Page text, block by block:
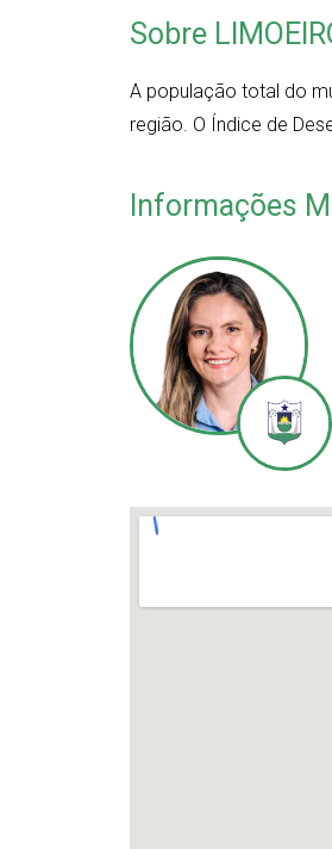
Sobre
A população total do
região. O Índice de
Informações